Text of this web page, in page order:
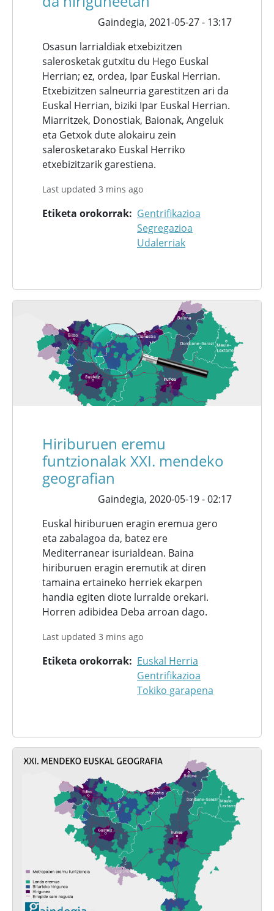
Gaindegia, 2021-05-27 - 13:17
Osasun larrialdiak etxebizitzen
salerosketak gutxitu du Hego Euskal
Herrian; ez, ordea, Ipar Euskal Herrian.
Etxebizitzen salneurria garestitzen ari da
Euskal Herrian, biziki Ipar Euskal Herrian.
Miarritzek, Donostiak, Baionak, Angeluk
eta Getxok dute alokairu zein
salerosketarako Euskal Herriko
etxebizitzarik garestiena.
Last updated 3 mins ago
Etiketa orokorrak
Gentrifikazioa
Segregazioa
Udalerriak
Hiriburuen eremu
funtzionalak XXI. mendeko
geografian
Gaindegia, 2020-05-19 - 02:17
Euskal hiriburuen eragin eremua gero
eta zabalagoa da, batez ere
Mediterranear isurialdean. Baina
hiriburuen eragin eremutik at diren
tamaina ertaineko herriek ekarpen
handia egiten diote lurralde orekari.
Horren adibidea Deba arroan dago.
Last updated 3 mins ago
Etiketa orokorrak
Euskal Herria
Gentrifikazioa
Tokiko garapena